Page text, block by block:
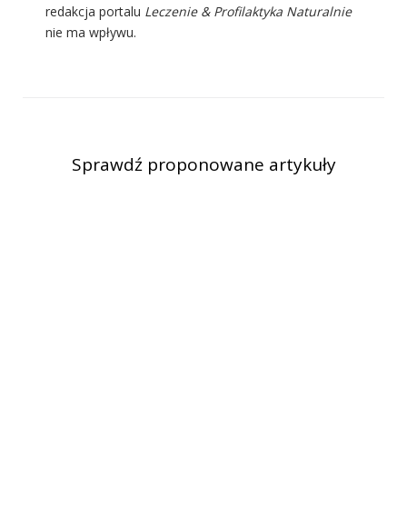
redakcja portalu Leczenie & Profilaktyka Naturalnie
nie ma wpływu.
Sprawdź proponowane artykuły